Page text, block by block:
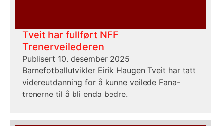
Tveit har fullført NFF
Trenerveilederen
Publisert 10. desember 2025
Barnefotballutvikler Eirik Haugen Tveit har tatt
videreutdanning for å kunne veilede Fana-
trenerne til å bli enda bedre.